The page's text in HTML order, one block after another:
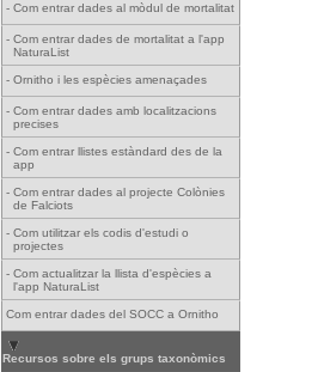
- Com entrar dades al mòdul de mortalitat
- Com entrar dades de mortalitat a l'app
NaturaList
- Ornitho i les espècies amenaçades
- Com entrar dades amb localitzacions
precises
- Com entrar llistes estàndard des de la
app
- Com entrar dades al projecte Colònies
de Falciots
- Com utilitzar els codis d'estudi o
projectes
- Com actualitzar la llista d'espècies a
l'app NaturaList
Com entrar dades del SOCC a Ornitho
Recursos sobre els grups taxonòmics